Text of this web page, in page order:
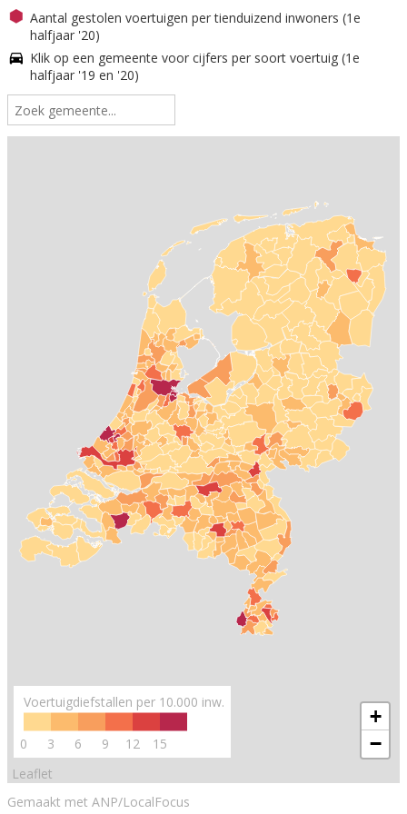
Aantal gestolen voertuigen per tienduizend inwoners (1e
halfjaar '20)
Klik op een gemeente voor cijfers per soort voertuig (1e
halfjaar '19 en '20)
Gemaakt met ANP/LocalFocus
Leaflet
+
−
Voertuigdiefstallen per 10.000 inw.
0 3 6 9 12 15